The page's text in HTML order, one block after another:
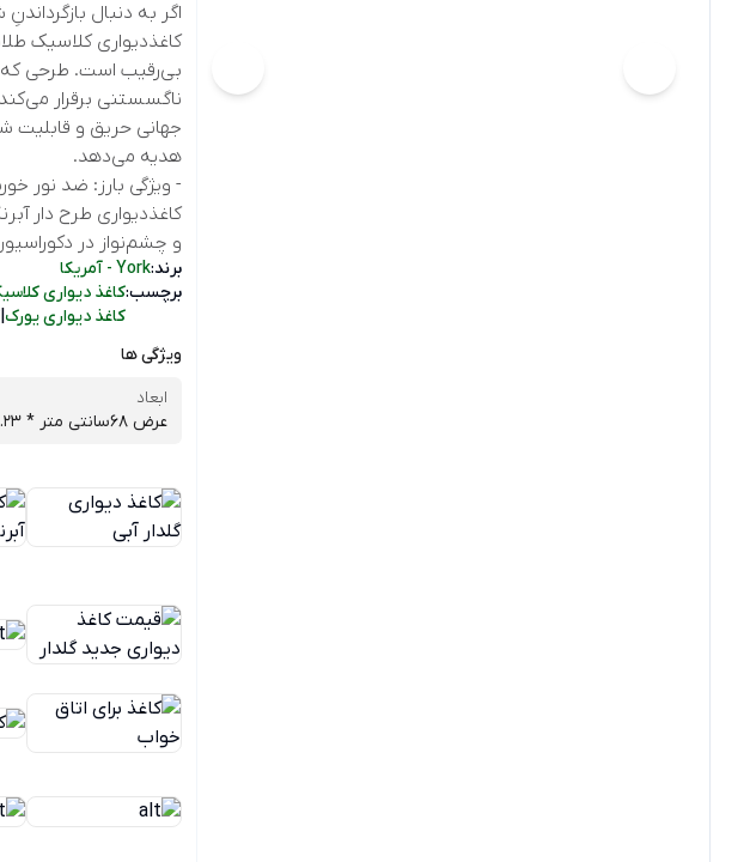
اگر به دنبال
بی‌رقیب است. طرحی که
ناگسستنی برقرار
جهانی حریق و قابلیت
هدیه می‌دهد.
- ویژگی بارز: ضد نور
کاغذدیواری طرح دار
و چشم‌نواز در
برند:York - آمریکا
برچسب:کاغذ دیواری
کاغذ دیواری یورک
ویژگی ها
ابعاد
عرض 68سانتی متر * 8.23متر